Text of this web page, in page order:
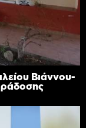
Βιάννου-